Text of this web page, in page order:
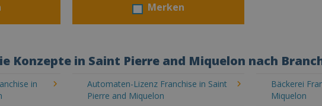
Merken
Konzepte in Saint Pierre and Miquelon nach
in
Automaten-Lizenz Franchise in Saint
Pierre and Miquelon
Bäckerei
Miquelon